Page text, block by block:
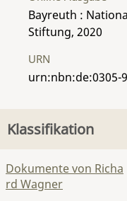
Bayreuth :
Stiftung, 2020
URN
urn:nbn:de:0305-
Klassifikation
Dokumente von Richa
rd Wagner